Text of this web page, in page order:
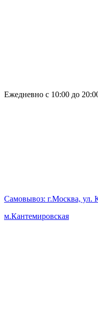
Ежедневно с 10:00 до
Самовывоз: г.Москва, ул.
м.Кантемировская